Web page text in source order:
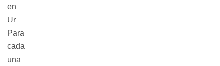
en
Uruguay.
Para
cada
una